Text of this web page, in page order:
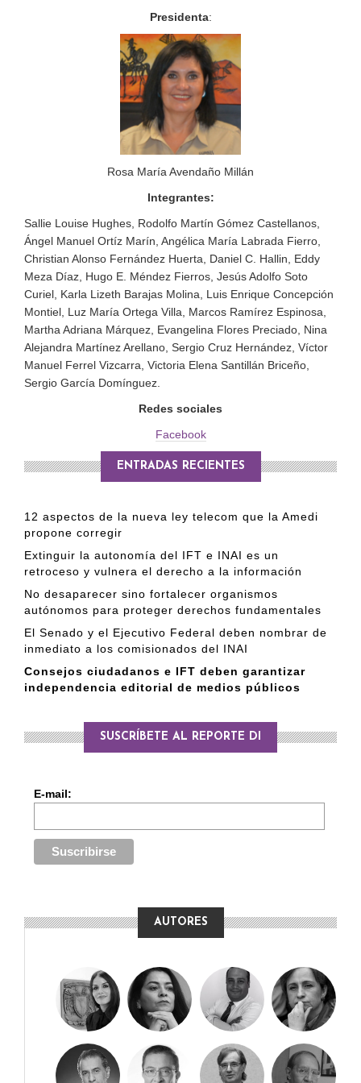
Presidenta:
Rosa María Avendaño Millán
Integrantes:
Sallie Louise Hughes, Rodolfo Martín Gómez Castellanos,
Ángel Manuel Ortíz Marín, Angélica María Labrada Fierro,
Christian Alonso Fernández Huerta, Daniel C. Hallin, Eddy
Meza Díaz, Hugo E. Méndez Fierros, Jesús Adolfo Soto
Curiel, Karla Lizeth Barajas Molina, Luis Enrique Concepción
Montiel, Luz María Ortega Villa, Marcos Ramírez Espinosa,
Martha Adriana Márquez, Evangelina Flores Preciado, Nina
Alejandra Martínez Arellano, Sergio Cruz Hernández, Víctor
Manuel Ferrel Vizcarra, Victoria Elena Santillán Briceño,
Sergio García Domínguez.
Redes sociales
Facebook
ENTRADAS RECIENTES
12 aspectos de la nueva ley telecom que la Amedi
propone corregir
Extinguir la autonomía del IFT e INAI es un
retroceso y vulnera el derecho a la información
No desaparecer sino fortalecer organismos
autónomos para proteger derechos fundamentales
El Senado y el Ejecutivo Federal deben nombrar de
inmediato a los comisionados del INAI
Consejos ciudadanos e IFT deben garantizar
independencia editorial de medios públicos
SUSCRÍBETE AL REPORTE DI
E-mail:
AUTORES